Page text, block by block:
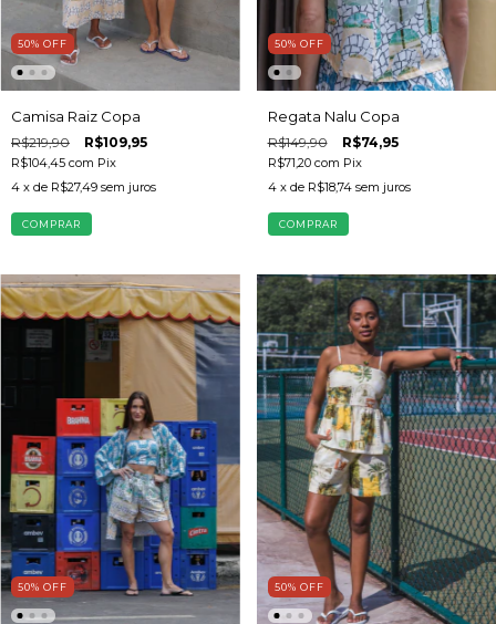
50% OFF
Camisa Raiz Copa
R$219,90 R$109,95
R$104,45 com Pix
4 x de R$27,49 sem juros
COMPRAR
50% OFF
Regata Nalu Copa
R$149,90 R$74,95
R$71,20 com Pix
4 x de R$18,74 sem juros
COMPRAR
50% OFF 50% OFF